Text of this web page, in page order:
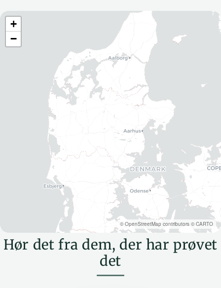
+
−
©OpenStreetMap contributors © CARTO
Hør det fra dem, der har prøvet
det